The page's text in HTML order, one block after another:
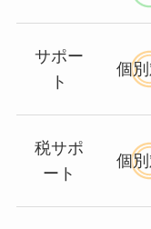
サポー
ト
個
税サポ
ート
個